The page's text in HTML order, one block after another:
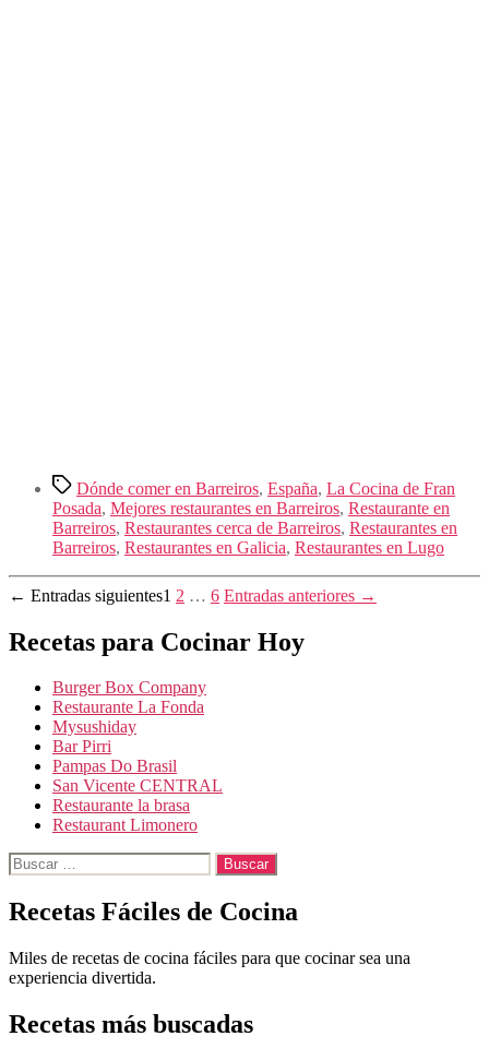
Etiquetas
Dónde comer en Barreiros, España, La Cocina de Fran
Posada, Mejores restaurantes en Barreiros, Restaurante en
Barreiros, Restaurantes cerca de Barreiros, Restaurantes en
Barreiros, Restaurantes en Galicia, Restaurantes en Lugo
Paginación
de
entradas
← Entradas siguientes1 2 … 6 Entradas anteriores →
Recetas para Cocinar Hoy
Burger Box Company
Restaurante La Fonda
Mysushiday
Bar Pirri
Pampas Do Brasil
San Vicente CENTRAL
Restaurante la brasa
Restaurant Limonero
Buscar:
Recetas Fáciles de Cocina
Miles de recetas de cocina fáciles para que cocinar sea una
experiencia divertida.
Recetas más buscadas